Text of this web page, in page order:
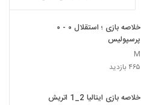
خلاصه بازی ؛ استقلال ۰ - ۰
پرسپولیس
M
۴۶۵ بازدید
خلاصه بازی ایتالیا 2_1 اتريش